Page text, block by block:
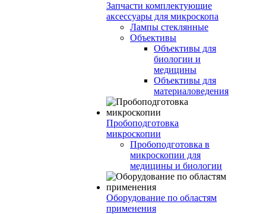
Запчасти комплектующие
аксессуары для микроскопа
Лампы стеклянные
Объективы
Объективы для
биологии и
медицины
Объективы для
материаловедения
Пробоподготовка
микроскопии
Пробоподготовка в
микроскопии для
медицины и биологии
Оборудование по областям
применения